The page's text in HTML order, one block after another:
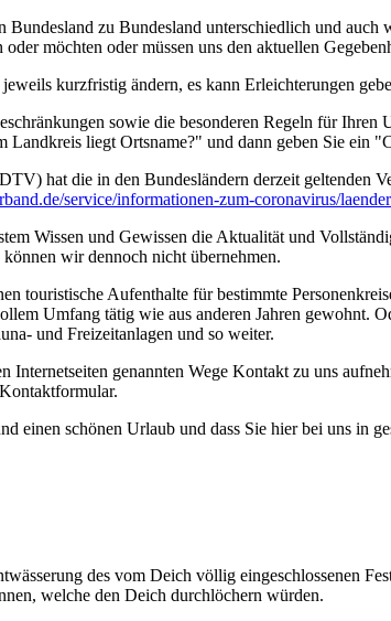
Bundesland zu Bundesland unterschiedlich und
möchten oder müssen uns den aktuellen
kurzfristig ändern, es kann Erleichterungen
sowie die besonderen Regeln für
Landkreis liegt Ortsname?" und dann geben Sie ein
hat die in den Bundesländern derzeit geltenden
­service/­informationen-zum-coronavirus/­
Wissen und Gewissen die Aktualität und
wir dennoch nicht übernehmen.
touristische Aufenthalte für bestimmte
Umfang tätig wie aus anderen Jahren gewohnt.
und Freizeitanlagen und so weiter.
Internetseiten genannten Wege Kontakt zu uns
einen schönen Urlaub und dass Sie hier bei uns in
des vom Deich völlig eingeschlossenen
welche den Deich durchlöchern würden.